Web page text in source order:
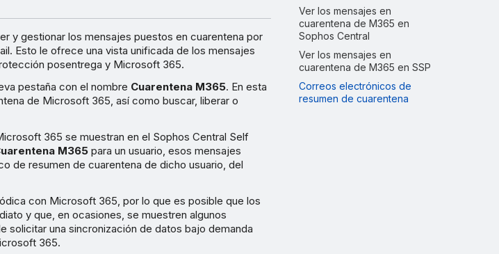
日本語
Português (Brasil)
中文（繁體）
Ver los mensajes en
cuarentena de M365 en
Sophos Central
Ver los mensajes en
cuarentena de M365 en SSP
Correos electrónicos de
resumen de cuarentena
y gestionar los mensajes puestos en cuarentena por
Esto le ofrece una vista unificada de los mensajes
posentrega y Microsoft 365.
pestaña con el nombre Cuarentena M365. En esta
de Microsoft 365, así como buscar, liberar o
365 se muestran en el Sophos Central Self
M365 para un usuario, esos mensajes
de resumen de cuarentena de dicho usuario, del
con Microsoft 365, por lo que es posible que los
y que, en ocasiones, se muestren algunos
solicitar una sincronización de datos bajo demanda
365.